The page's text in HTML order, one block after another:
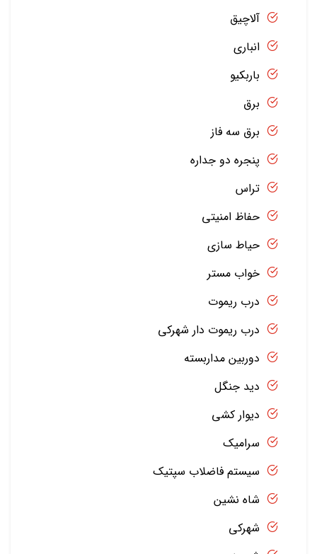
آلاچیق
انباری
باربکیو
برق
برق سه فاز
پنجره دو جداره
تراس
حفاظ امنیتی
حیاط سازی
خواب مستر
درب ریموت
درب ریموت دار شهرکی
دوربین مداربسته
دید جنگل
دیوار کشی
سرامیک
سیستم فاضلاب سپتیک
شاه نشین
شهرکی